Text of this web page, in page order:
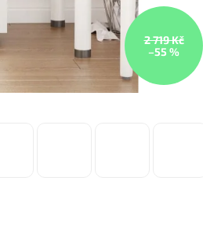
2 719 Kč
–55 %